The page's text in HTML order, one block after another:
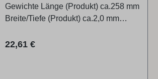
Gewichte Länge (Produkt) ca.258 mm
Breite/Tiefe (Produkt) ca.2,0 mm
Regulärer Preis:
22,61 €